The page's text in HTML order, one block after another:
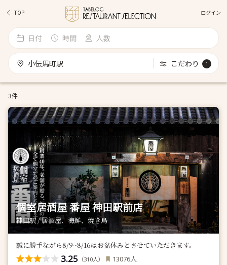
TOP ログイン
日付 時間 人数
小伝馬町駅 こだわり 1
3件
個室居酒屋 番屋 神田駅前店
神田駅 / 居酒屋、海鮮、焼き鳥
誠に勝手ながら8/9~8/16はお盆休みとさせていただきます。
3.25 （310人） 13076人